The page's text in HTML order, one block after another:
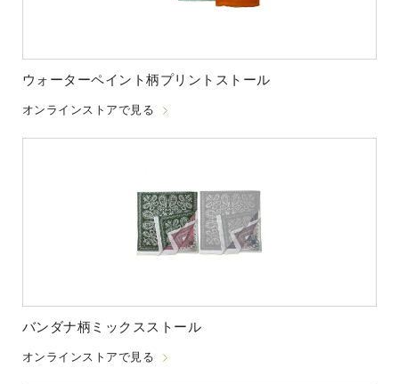
ウォーターペイント柄プリントストール
オンラインストアで見る
バンダナ柄ミックスストール
オンラインストアで見る